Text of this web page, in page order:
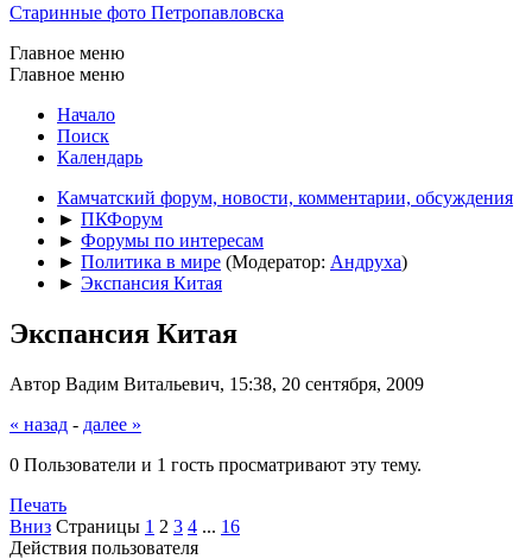
Старинные фото Петропавловска
Главное меню
Главное меню
Начало
Поиск
Календарь
Камчатский форум, новости, комментарии, обсуждения
► ПКФорум
► Форумы по интересам
► Политика в мире (Модератор: Андруха)
► Экспансия Китая
Экспансия Китая
Автор Вадим Витальевич, 15:38, 20 сентября, 2009
« назад - далее »
0 Пользователи и 1 гость просматривают эту тему.
Печать
Вниз Страницы 1 2 3 4 ... 16
Действия пользователя